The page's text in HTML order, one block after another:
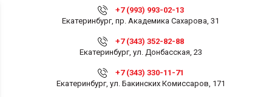
+7 (993) 993-02-13
Екатеринбург, пр. Академика Сахарова, 31
+7 (343) 352-82-88
Екатеринбург, ул. Донбасская, 23
+7 (343) 330-11-71
Екатеринбург, ул. Бакинских Комиссаров, 171